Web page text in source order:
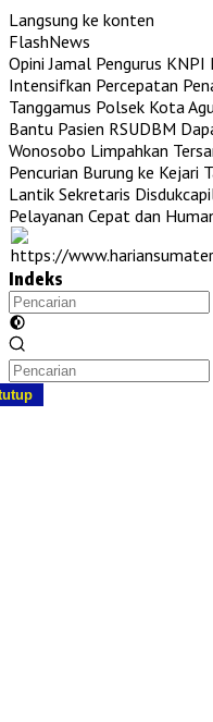
Langsung ke konten
FlashNews
Opini Jamal Pengurus KNPI
Intensifkan Percepatan
Tanggamus Polsek Kota
Bantu Pasien RSUDBM
Wonosobo Limpahkan
Pencurian Burung ke Kejari
Lantik Sekretaris
Pelayanan Cepat dan
Indeks